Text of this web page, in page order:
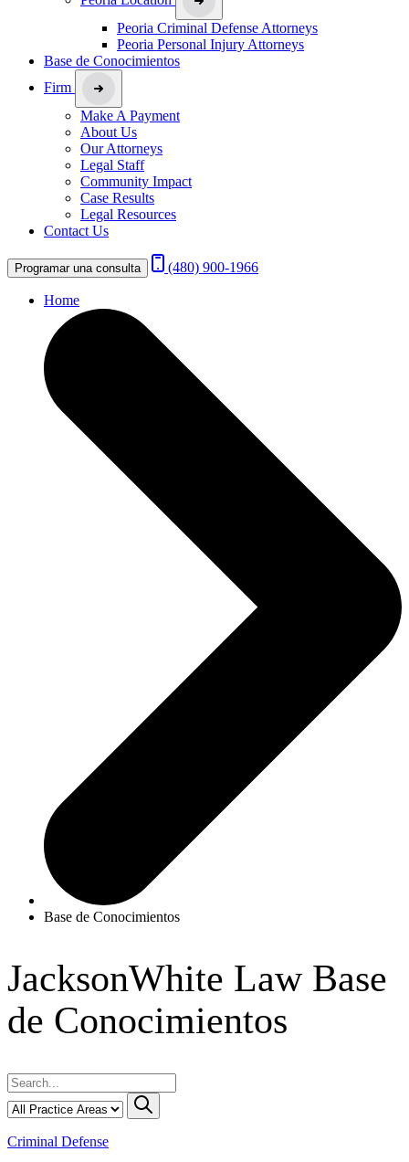
Peoria Criminal Defense Attorneys
Peoria Personal Injury Attorneys
Base de Conocimientos
Firm
Make A Payment
About Us
Our Attorneys
Legal Staff
Community Impact
Case Results
Legal Resources
Contact Us
Programar una consulta (480) 900-1966
Home
Base de Conocimientos
JacksonWhite Law Base
de Conocimientos
Criminal Defense